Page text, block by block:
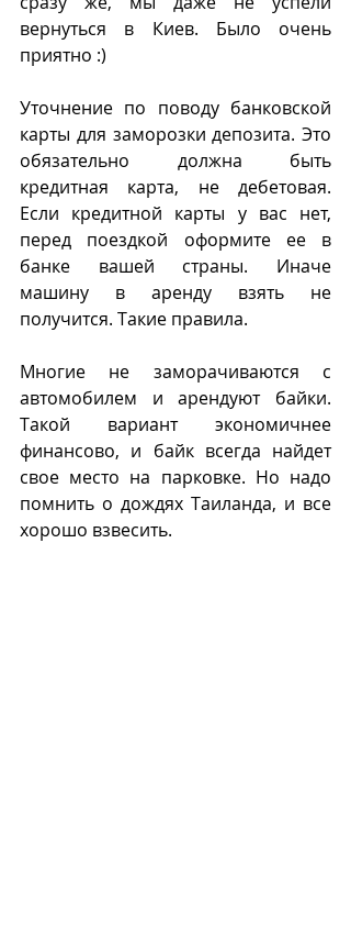
вернуться в Киев. Было очень
приятно :)
Уточнение по поводу банковской
карты для заморозки депозита. Это
обязательно должна быть
кредитная карта, не дебетовая.
Если кредитной карты у вас нет,
перед поездкой оформите ее в
банке вашей страны. Иначе
машину в аренду взять не
получится. Такие правила.
Многие не заморачиваются с
автомобилем и арендуют байки.
Такой вариант экономичнее
финансово, и байк всегда найдет
свое место на парковке. Но надо
помнить о дождях Таиланда, и все
хорошо взвесить.